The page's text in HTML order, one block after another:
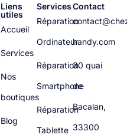
Liens
utiles
Accueil
Services
Nos
boutiques
Blog
Services
Réparation
Ordinateur
Réparation
Smartphone
Réparation
Tablette
Contact
handy.com
30 quai
de
Bacalan,
33300